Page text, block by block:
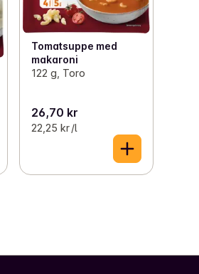
Tomatsuppe med
makaroni
122 g, Toro
26,70 kr
22,25 kr /l